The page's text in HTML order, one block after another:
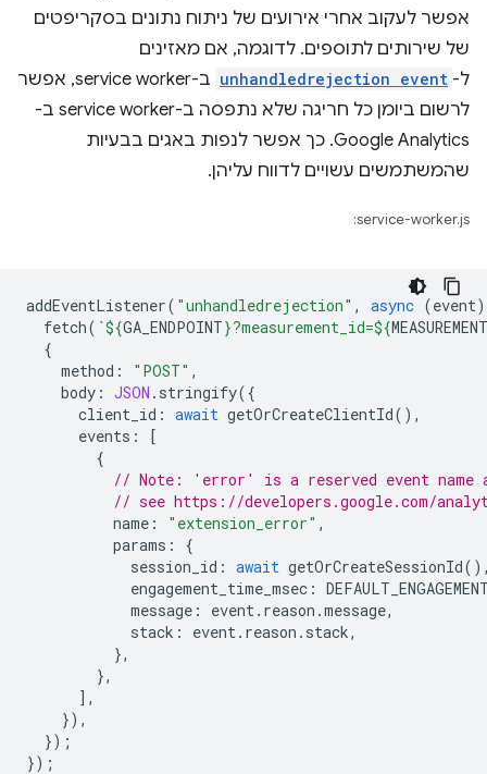
אפשר לעקוב אחרי אירועים של ניתוח נתונים בסקריפטים
של שירותים לתוספים. לדוגמה, אם מאזינים
ל- unhandledrejection event
ב-service worker, אפשר
לרשום ביומן כל חריגה שלא נתפסה ב-service worker ב-
Google Analytics. כך אפשר לנפות באגים בבעיות
שהמשתמשים עשויים לדווח עליהן.
service-worker.js:
addEventListener( "unhandledrejection" , async (event)
fetch( `${GA_ENDPOINT}?measurement_id=${
{
method : "POST" ,
body : JSON . stringify({
client_id : await getOrCreateClientId(),
events :
[
{
// Note: 'error' is a reserved event name
// see https://developers.google.com/
name : "extension_error" ,
params :
{
session_id : await getOrCreateSessionId
engagement_time_msec :
message : event. reason .message,
stack : event. reason . stack,
},
},
],
}),
});
});